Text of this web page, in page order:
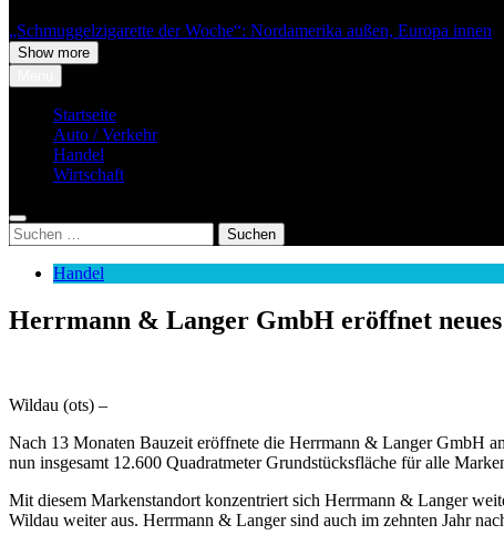
„Schmuggelzigarette der Woche“: Nordamerika außen, Europa innen
Show more
Startseite
Auto / Verkehr
Handel
Wirtschaft
Suchen
nach:
Handel
Herrmann & Langer GmbH eröffnet
Wildau (ots) –
Nach 13 Monaten Bauzeit eröffnete die Herrmann & Langer GmbH
nun insgesamt 12.600 Quadratmeter Grundstücksfläche für alle
Mit diesem Markenstandort konzentriert sich Herrmann & Langer
Wildau weiter aus. Herrmann & Langer sind auch im zehnten Jahr